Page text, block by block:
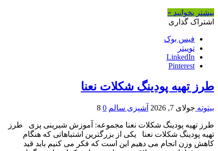
بیشتر بخوانید »
اشتراک گذاری
فیس بوک
توییتر
LinkedIn
Pinterest
طرز تهیه پودینگ شکلات نعنا
بیتوته جولای 7, 2026 آشپزی سالم 0
8
طرز تهیه پودینگ شکلات نعنا مجموعه: آموزش شیرینی پزی طرز
تهیه پودینگ شکلات نعنا یکی از بزرگترین اشتباهاتی که هنگام
کاهش وزن انجام می دهیم این است که فکر می کنیم باید قید